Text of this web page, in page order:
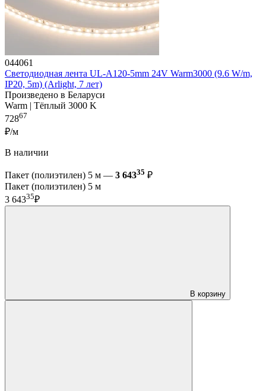
044061
Светодиодная лента UL-A120-5mm 24V Warm3000 (9.6 W/m,
IP20, 5m) (Arlight, 7 лет)
Произведено в Беларуси
Warm | Тёплый 3000 K
72867
₽/м
В наличии
Пакет (полиэтилен) 5 м — 3 64335 ₽
Пакет (полиэтилен) 5 м
3 64335₽
В корзину